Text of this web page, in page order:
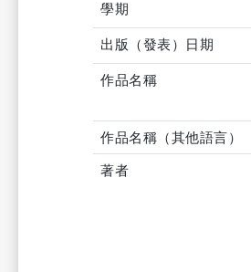
學期
出版（發表）日期
作品名稱
作品名稱（其他語言）
著者